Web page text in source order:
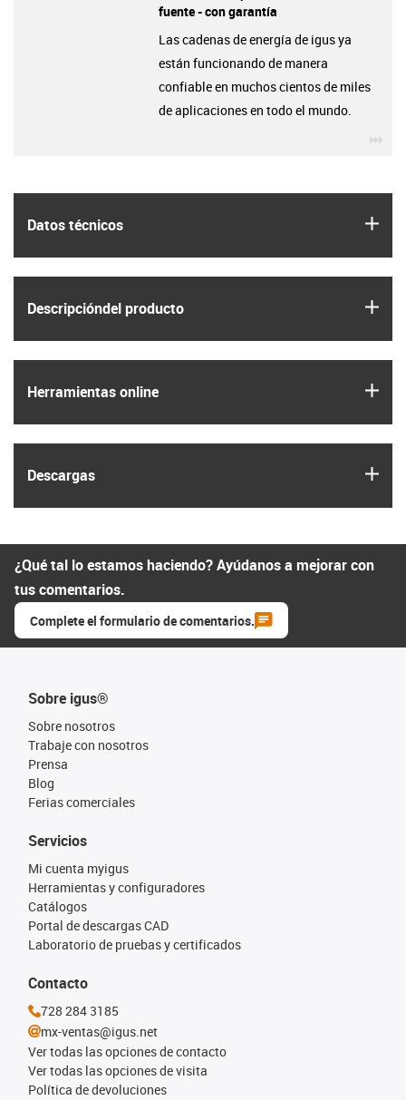
Datos técnicos
Descripción­del producto
Herramientas online
Descargas
fuente - con garantía
Las cadenas de energía de igus ya
están funcionando de manera
confiable en muchos cientos de miles
de aplicaciones en todo el mundo.
¿Qué tal lo estamos haciendo? Ayúdanos a mejorar con
tus comentarios.
Complete el formulario de comentarios.
Sobre igus®
Sobre nosotros
Trabaje con nosotros
Prensa
Blog
Ferias comerciales
Servicios
Mi cuenta myigus
Herramientas y configuradores
Catálogos
Portal de descargas CAD
Laboratorio de pruebas y certificados
Contacto
728 284 3185
mx-ventas@igus.net
Ver todas las opciones de contacto
Ver todas las opciones de visita
Política de devoluciones